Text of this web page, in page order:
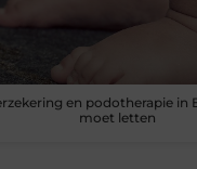
en podotherapie in
moet letten